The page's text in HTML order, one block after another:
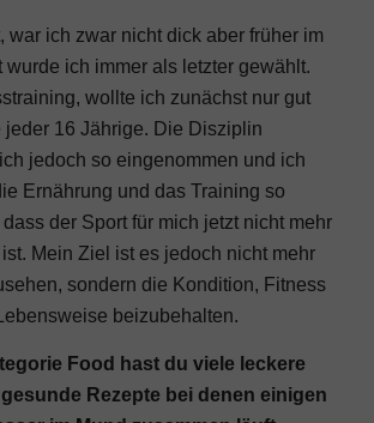
war ich zwar nicht dick aber früher im
wurde ich immer als letzter gewählt.
wollte ich zunächst nur gut
jeder 16 Jährige. Die Disziplin
jedoch so eingenommen und ich
Ernährung und das Training so
der Sport für mich jetzt nicht mehr
Mein Ziel ist es jedoch nicht mehr
sondern die Kondition, Fitness
beizubehalten.
Food hast du viele leckere
Rezepte bei denen einigen